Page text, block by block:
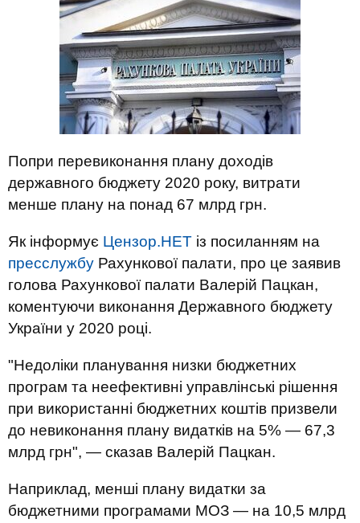
Попри перевиконання плану доходів
державного бюджету 2020 року, витрати
менше плану на понад 67 млрд грн.
Як інформує Цензор.НЕТ із посиланням на
пресслужбу Рахункової палати, про це заявив
голова Рахункової палати Валерій Пацкан,
коментуючи виконання Державного бюджету
України у 2020 році.
"Недоліки планування низки бюджетних
програм та неефективні управлінські рішення
при використанні бюджетних коштів призвели
до невиконання плану видатків на 5% — 67,3
млрд грн", — сказав Валерій Пацкан.
Наприклад, менші плану видатки за
бюджетними програмами МОЗ — на 10,5 млрд